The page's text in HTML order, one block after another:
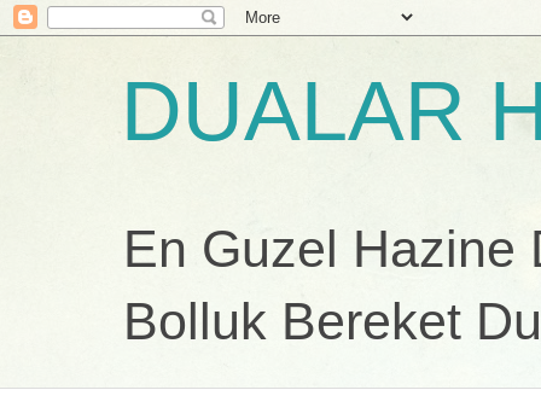
DUALAR
En Guzel Hazine
Bolluk Bereket